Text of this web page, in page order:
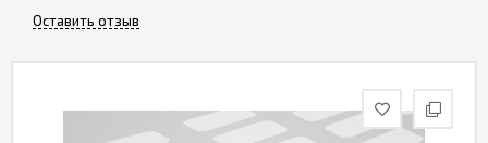
Оставить отзыв